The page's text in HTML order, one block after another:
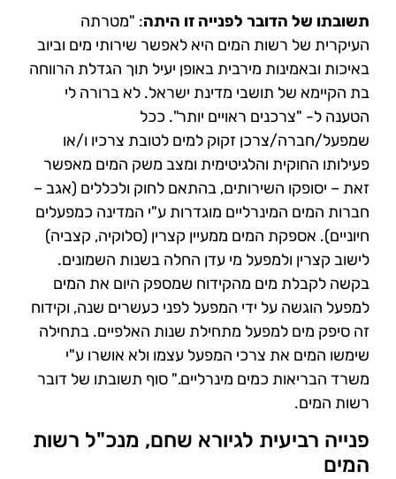
תשובתו של הדובר לפנייה זו היתה: "מטרתה
העיקרית של רשות המים היא לאפשר שירותי מים וביוב
באיכות ובאמינות מירבית באופן יעיל תוך הגדלת הרווחה
בת הקיימא של תושבי מדינת ישראל. לא ברורה לי
הטענה ל- "צרכנים ראויים יותר". ככל
שמפעל/חברה/צרכן זקוק למים לטובת צרכיו ו/או
פעילותו החוקית והלגיטימית ומצב משק המים מאפשר
זאת – יסופקו השירותים, בהתאם לחוק ולכללים (אגב –
חברות המים המינרליים מוגדרות ע"י המדינה כמפעלים
חיוניים). אספקת המים ממעיין קצרין (סלוקיה, קצביה)
לישוב קצרין ולמפעל מי עדן החלה בשנות השמונים.
בקשה לקבלת מים מהקידוח שמספק היום את המים
למפעל הוגשה על ידי המפעל לפני כעשרים שנה, וקידוח
זה סיפק מים למפעל מתחילת שנות האלפיים. בתחילה
שימשו המים את צרכי המפעל עצמו ולא אושרו ע"י
משרד הבריאות כמים מינרליים." סוף תשובתו של דובר
רשות המים.
פנייה רביעית לגיורא שחם, מנכ"ל רשות
המים